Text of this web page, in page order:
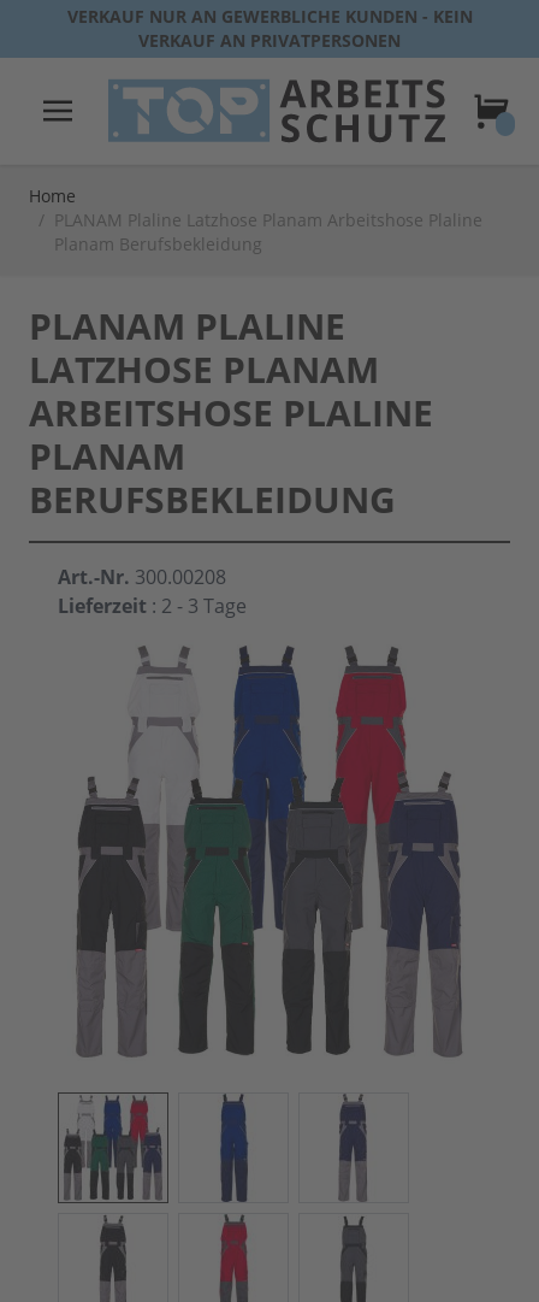
Direkt zum Inhalt
VERKAUF NUR AN GEWERBLICHE KUNDEN - KEIN
VERKAUF AN PRIVATPERSONEN
Home
/ PLANAM Plaline Latzhose Planam Arbeitshose Plaline
Planam Berufsbekleidung
PLANAM PLALINE
LATZHOSE PLANAM
ARBEITSHOSE PLALINE
PLANAM
BERUFSBEKLEIDUNG
Art.-Nr. 300.00208
Lieferzeit : 2 - 3 Tage